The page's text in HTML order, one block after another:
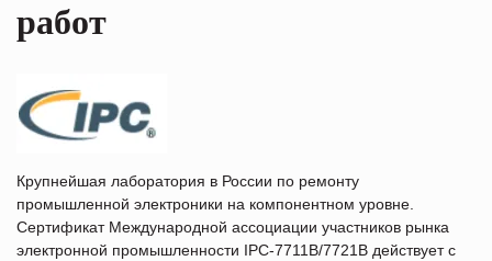
работ
Крупнейшая лаборатория в России по ремонту
промышленной электроники на компонентном уровне.
Сертификат Международной ассоциации участников рынка
электронной промышленности IPC-7711B/7721B действует с